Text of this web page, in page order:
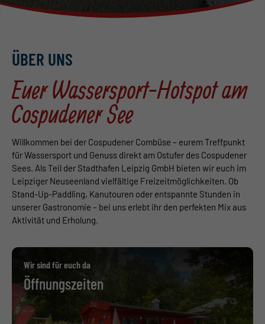
ÜBER UNS
Euer Wassersport-Hotspot am
Cospudener See
Willkommen bei der Cospudener Combüse – eurem Treffpunkt
für Wassersport und Genuss direkt am Ostufer des Cospudener
Sees. Als Teil der Stadthafen Leipzig GmbH bieten wir euch im
Leipziger Neuseenland vielfältige Freizeitmöglichkeiten. Ob
Stand-Up-Paddling, Kanutouren oder entspannte Stunden in
unserer Gastronomie – bei uns erlebt ihr den perfekten Mix aus
Aktivität und Erholung.
Wir sind für euch da
Öffnungszeiten